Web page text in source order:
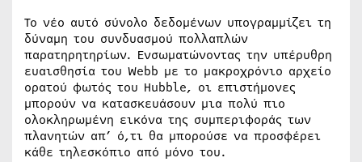
Το νέο αυτό σύνολο δεδομένων υπογραμμίζει τη
δύναμη του συνδυασμού πολλαπλών
παρατηρητηρίων. Ενσωματώνοντας την υπέρυθρη
ευαισθησία του Webb με το μακροχρόνιο αρχείο
ορατού φωτός του Hubble, οι επιστήμονες
μπορούν να κατασκευάσουν μια πολύ πιο
ολοκληρωμένη εικόνα της συμπεριφοράς των
πλανητών απ’ ό,τι θα μπορούσε να προσφέρει
κάθε τηλεσκόπιο από μόνο του.